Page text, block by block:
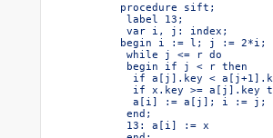
procedure sift;
label 13;
var i, j: index;
begin i := l; j := 2*i;
while j <= r do
begin if j < r then
if a[j].key <
if x.key >= a[j].key
a[i] := a[j]; i := j;
end;
13: a[i] := x